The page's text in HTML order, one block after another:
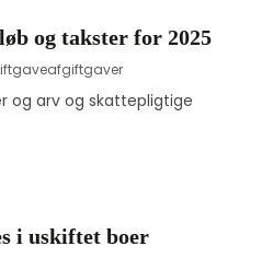
og takster for 2025
gaveafgiftgaver
og arv og skattepligtige
i uskiftet boer